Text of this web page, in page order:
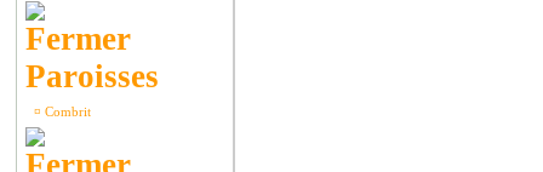
Paroisses
¤ Combrit